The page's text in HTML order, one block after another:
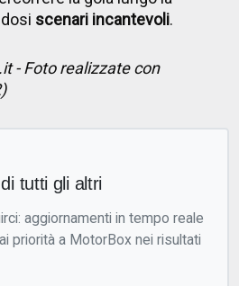
scenari incantevoli.
- Foto realizzate con
tutti gli altri
aggiornamenti in tempo reale
priorità a MotorBox nei risultati